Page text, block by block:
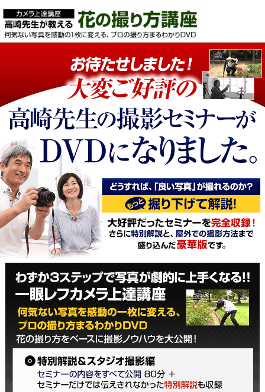
わずか３ステップで写真が上手くなる!!一眼レフ
カメラ上達講座～何気ない写真を感動の１枚に変
える、プロの撮り方まるわかりDVD ～